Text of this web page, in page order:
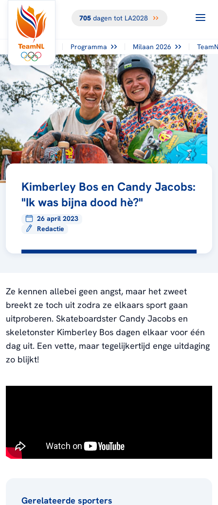
705dagen tot LA2028
Programma Milaan 2026
Kimberley Bos en Candy Jacobs:
"Ik was bijna dood hè?"
26 april 2023
Redactie
Ze kennen allebei geen angst, maar het zweet
breekt ze toch uit zodra ze elkaars sport gaan
uitproberen. Skateboardster Candy Jacobs en
skeletonster Kimberley Bos dagen elkaar voor één
dag uit. Een vette, maar tegelijkertijd enge uitdaging
zo blijkt!
Gerelateerde sporters